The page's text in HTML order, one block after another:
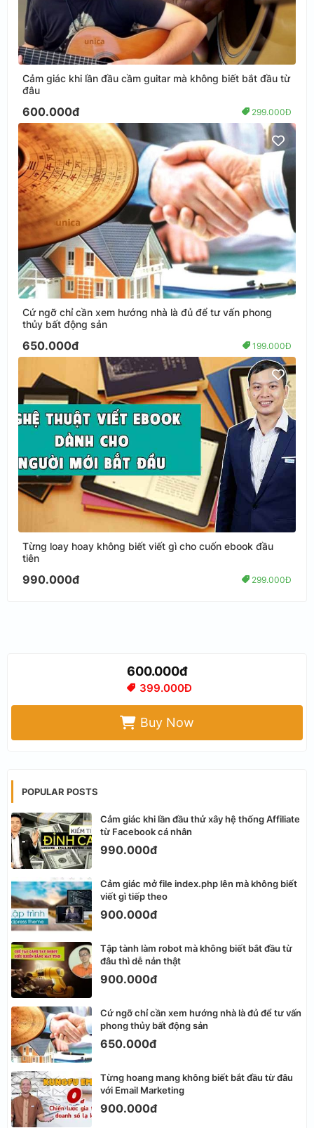
Cảm giác khi lần đầu cầm guitar mà không biết bắt đầu từ
đâu
600.000đ 299.000Đ
Cứ ngỡ chỉ cần xem hướng nhà là đủ để tư vấn phong
thủy bất động sản
650.000đ 199.000Đ
Từng loay hoay không biết viết gì cho cuốn ebook đầu
tiên
990.000đ 299.000Đ
600.000đ
399.000Đ
Buy Now
POPULAR POSTS
Cảm giác khi lần đầu thử xây hệ thống Affiliate
từ Facebook cá nhân
990.000đ
Cảm giác mở file index.php lên mà không biết
viết gì tiếp theo
900.000đ
Tập tành làm robot mà không biết bắt đầu từ
đâu thì dễ nản thật
900.000đ
Cứ ngỡ chỉ cần xem hướng nhà là đủ để tư vấn
phong thủy bất động sản
650.000đ
Từng hoang mang không biết bắt đầu từ đâu
với Email Marketing
900.000đ